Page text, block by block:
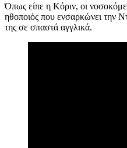
Όπως είπε η Κόριν, οι
ηθοποιός που ενσαρκώνει την
της σε σπαστά αγγλικά.